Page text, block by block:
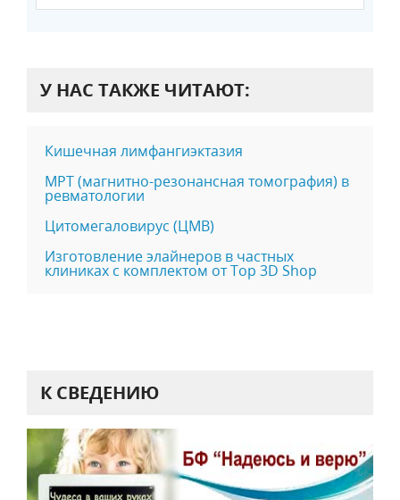
У НАС ТАКЖЕ ЧИТАЮТ:
Кишечная лимфангиэктазия
MPT (магнитно-резонансная томография) в
ревматологии
Цитомегаловирус (ЦМВ)
Изготовление элайнеров в частных
клиниках с комплектом от Top 3D Shop
К СВЕДЕНИЮ